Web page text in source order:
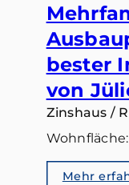
bester
von
Zinshaus /
Wohnfläche:
Mehr